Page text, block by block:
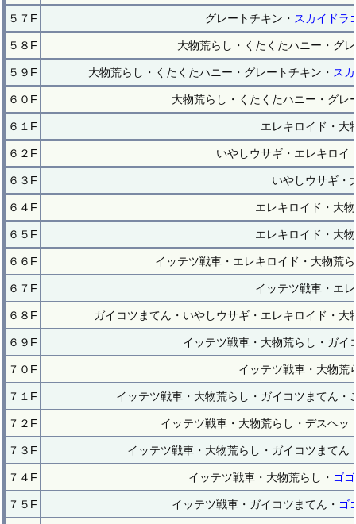
５７F グレートチキン・ スカイドラ
５８F 大物荒らし・くたくたハニー・グ
５９F 大物荒らし・くたくたハニー・グレートチキン・ ス
６０F 大物荒らし・くたくたハニー・グ
６１F エレキロイド・大
６２F いやしウサギ・エレキロイ
６３F いやしウサギ・
６４F エレキロイド・大
６５F エレキロイド・大
６６F イッテツ戦車・エレキロイド・大物荒
６７F イッテツ戦車・エ
６８F ガイコツまてん・いやしウサギ・エレキロイド・大
６９F イッテツ戦車・大物荒らし・ガイ
７０F イッテツ戦車・大物荒
７１F イッテツ戦車・大物荒らし・ガイコツまてん
７２F イッテツ戦車・大物荒らし・デスヘ
７３F イッテツ戦車・大物荒らし・ガイコツまてん
７４F イッテツ戦車・大物荒らし・ ゴ
７５F イッテツ戦車・ガイコツまてん・ ゴ